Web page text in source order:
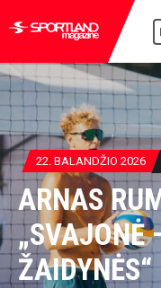
22. BALANDŽIO 2026
ARNAS
„SVAJONĖ
ŽAIDYNĖS“